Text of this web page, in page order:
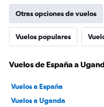
Otras opciones de vuelos
Vuelos populares
Vuelos de España a
Vuelos a España
Vuelos a Uganda